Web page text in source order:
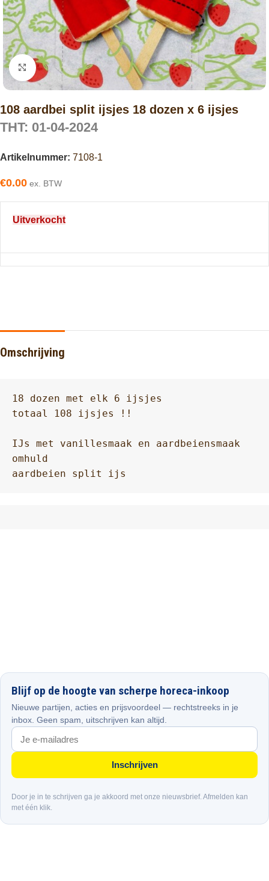
Click to enlarge
108 aardbei split ijsjes 18 dozen x 6 ijsjes
THT: 01-04-2024
Artikelnummer: 7108-1
€0.00 ex. BTW
Uitverkocht
Omschrijving
18 dozen met elk 6 ijsjes
totaal 108 ijsjes !!
IJs met vanillesmaak en aardbeiensmaak
omhuld
aardbeien split ijs
Blijf op de hoogte van scherpe horeca-inkoop
Nieuwe partijen, acties en prijsvoordeel — rechtstreeks in je
inbox. Geen spam, uitschrijven kan altijd.
Inschrijven
Door je in te schrijven ga je akkoord met onze nieuwsbrief. Afmelden kan
met één klik.